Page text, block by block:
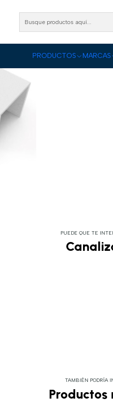
PRODUCTOS MARCAS
PUEDE QUE TE
TAMBIÉN PODRÍA